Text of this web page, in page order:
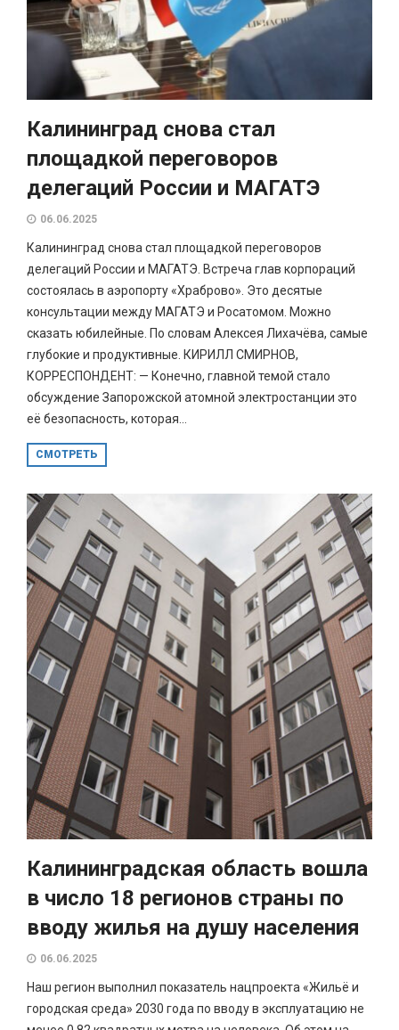
Калининград снова стал
площадкой переговоров
делегаций России и МАГАТЭ
06.06.2025
Калининград снова стал площадкой переговоров
делегаций России и МАГАТЭ. Встреча глав корпораций
состоялась в аэропорту «Храброво». Это десятые
консультации между МАГАТЭ и Росатомом. Можно
сказать юбилейные. По словам Алексея Лихачёва, самые
глубокие и продуктивные. КИРИЛЛ СМИРНОВ,
КОРРЕСПОНДЕНТ: — Конечно, главной темой стало
обсуждение Запорожской атомной электростанции это
её безопасность, которая...
СМОТРЕТЬ
Калининградская область вошла
в число 18 регионов страны по
вводу жилья на душу населения
06.06.2025
Наш регион выполнил показатель нацпроекта «Жильё и
городская среда» 2030 года по вводу в эксплуатацию не